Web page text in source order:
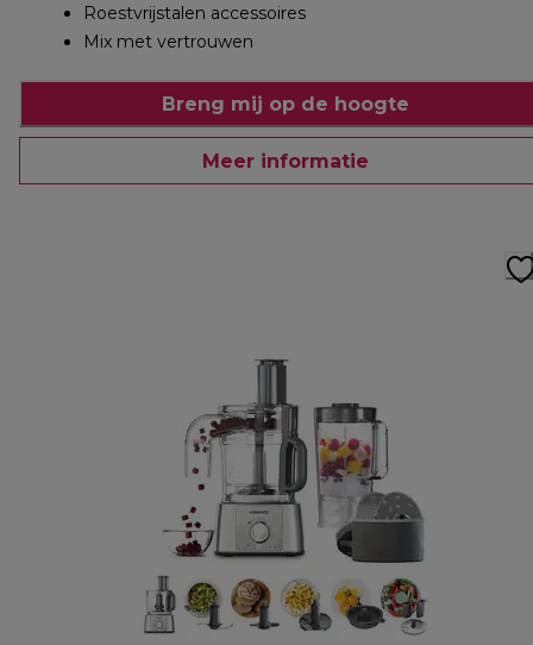
Roestvrijstalen accessoires
Mix met vertrouwen
Breng mij op de hoogte
Meer informatie